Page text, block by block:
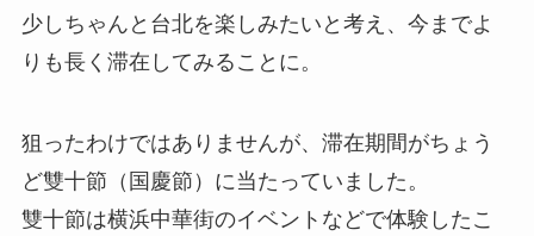
少しちゃんと台北を楽しみたいと考え、今までよ
りも長く滞在してみることに。
狙ったわけではありませんが、滞在期間がちょう
ど雙十節（国慶節）に当たっていました。
雙十節は横浜中華街のイベントなどで体験したこ